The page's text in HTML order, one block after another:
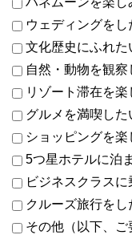
ウェディングをし
文化歴史にふれた
自然・動物を観察
リゾート滞在を楽
グルメを満喫した
ショッピングを楽
5つ星ホテルに泊
ビジネスクラスに
クルーズ旅行をし
その他（以下、ご